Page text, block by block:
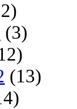
(3)
(13)